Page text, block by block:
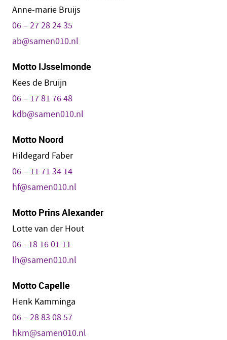
Anne-marie Bruijs
06 – 27 28 24 35
ab@samen010.nl
Motto IJsselmonde
Kees de Bruijn
06 – 17 81 76 48
kdb@samen010.nl
Motto Noord
Hildegard Faber
06 – 11 71 34 14
hf@samen010.nl
Motto Prins Alexander
Lotte van der Hout
06 - 18 16 01 11
lh@samen010.nl
Motto Capelle
Henk Kamminga
06 – 28 83 08 57
hkm@samen010.nl